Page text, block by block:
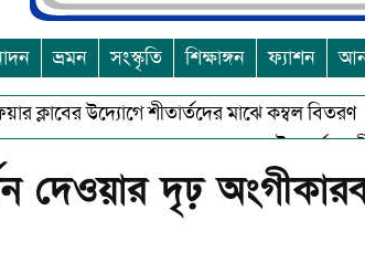
ভ্রমন সংস্কৃতি শিক্ষাঙ্গন ফ্যাশন
উদ্যোগে শীতার্তদের মাঝে কম্বল বিতরণ
বরনে কলাপাড়ায় বৌদ্ধ
দেওয়ার দৃঢ়